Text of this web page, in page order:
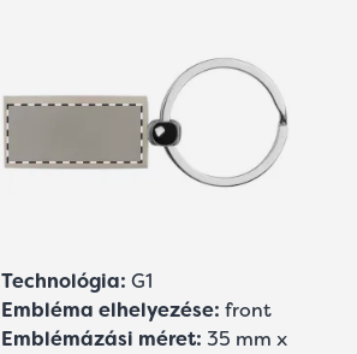
Technológia: G1
Embléma elhelyezése: front
Emblémázási méret: 35 mm x